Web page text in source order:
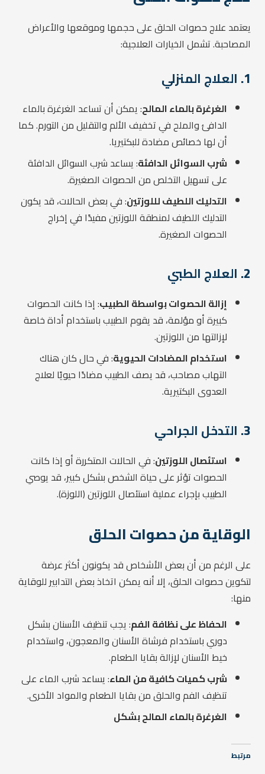
يعتمد علاج حصوات الحلق على حجمها وموقعها والأعراض
المصاحبة. تشمل الخيارات العلاجية:
1. العلاج المنزلي
الغرغرة بالماء المالح: يمكن أن تساعد الغرغرة بالماء
الدافئ والملح في تخفيف الألم والتقليل من التورم. كما
أن لها خصائص مضادة للبكتيريا.
شرب السوائل الدافئة: يساعد شرب السوائل الدافئة
على تسهيل التخلص من الحصوات الصغيرة.
التدليك اللطيف لللوزتين: في بعض الحالات، قد يكون
التدليك اللطيف لمنطقة اللوزتين مفيدًا في إخراج
الحصوات الصغيرة.
2. العلاج الطبي
إزالة الحصوات بواسطة الطبيب: إذا كانت الحصوات
كبيرة أو مؤلمة، قد يقوم الطبيب باستخدام أداة خاصة
لإزالتها من اللوزتين.
استخدام المضادات الحيوية: في حال كان هناك
التهاب مصاحب، قد يصف الطبيب مضادًا حيويًا لعلاج
العدوى البكتيرية.
3. التدخل الجراحي
استئصال اللوزتين: في الحالات المتكررة أو إذا كانت
الحصوات تؤثر على حياة الشخص بشكل كبير، قد يوصي
الطبيب بإجراء عملية استئصال اللوزتين (اللوزة).
الوقاية من حصوات الحلق
على الرغم من أن بعض الأشخاص قد يكونون أكثر عرضة
لتكوين حصوات الحلق، إلا أنه يمكن اتخاذ بعض التدابير للوقاية
منها:
الحفاظ على نظافة الفم: يجب تنظيف الأسنان بشكل
دوري باستخدام فرشاة الأسنان والمعجون، واستخدام
خيط الأسنان لإزالة بقايا الطعام.
شرب كميات كافية من الماء: يساعد شرب الماء على
تنظيف الفم والحلق من بقايا الطعام والمواد الأخرى.
الغرغرة بالماء المالح بشكل
مرتبط